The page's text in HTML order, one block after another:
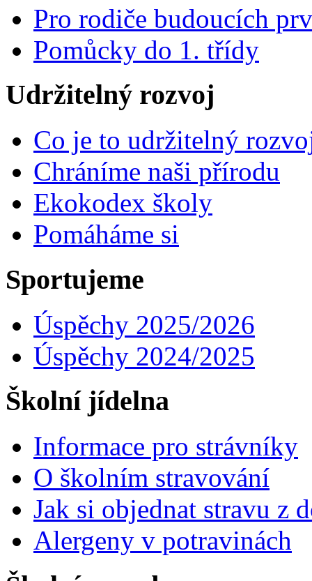
Pro rodiče budoucích
Pomůcky do 1. třídy
Udržitelný rozvoj
Co je to udržitelný
Chráníme naši přírodu
Ekokodex školy
Pomáháme si
Sportujeme
Úspěchy 2025/2026
Úspěchy 2024/2025
Školní jídelna
Informace pro strávníky
O školním stravování
Jak si objednat stravu z
Alergeny v potravinách